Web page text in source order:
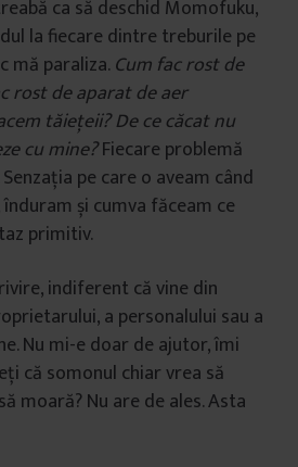
ca să deschid Momofuku,
la fiecare dintre treburile pe
mă paraliza.Cum fac rost de
rost de aparat de aer
tăiețeii? De ce căcat nu
cu mine?Fiecare problemă
pe care o aveam când
și cumva făceam ce
primitiv.
indiferent că vine din
a personalului sau a
Nu mi-e doar de ajutor, îmi
că somonul chiar vrea să
moară? Nu are de ales. Asta